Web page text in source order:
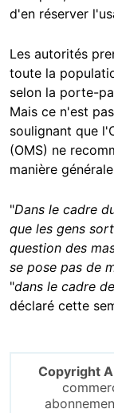
d'en réserver
Les autorités
toute la
selon la porte-
Mais ce n'est
soulignant que
(OMS) ne
manière
"Dans le cadre
que les gens
question des
se pose pas de
"dans le cadre
déclaré cette
Copyright